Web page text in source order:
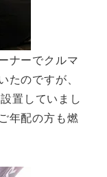
ナーでクルマ
のですが、
置していまし
年配の方も燃